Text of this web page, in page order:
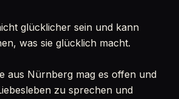
glücklicher sein und kann
was sie glücklich macht.
aus Nürnberg mag es offen und
zu sprechen und